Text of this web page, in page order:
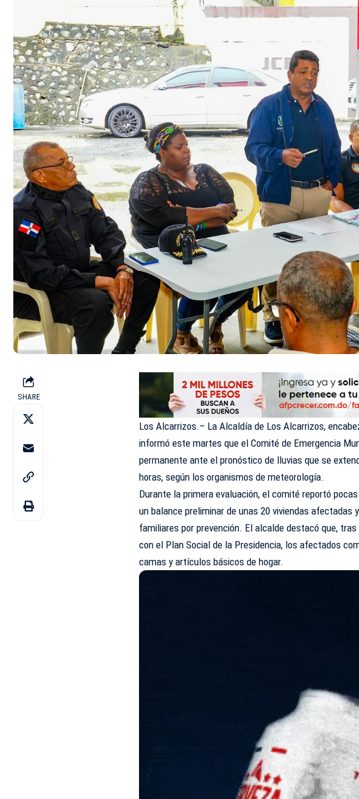
SHARE
Los Alcarrizos.– La Alcaldía de Los Alcarrizos,
informó este martes que el Comité de Emergencia
permanente ante el pronóstico de lluvias que se
horas, según los organismos de meteorología.
Durante la primera evaluación, el comité reportó
un balance preliminar de unas 20 viviendas afectadas
familiares por prevención. El alcalde destacó que,
con el Plan Social de la Presidencia, los afectados
camas y artículos básicos de hogar.